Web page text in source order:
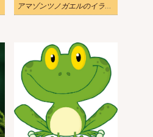
アマゾンツノガエルのイラスト